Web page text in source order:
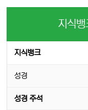
지식뱅
지식뱅크
성경
성경 주석